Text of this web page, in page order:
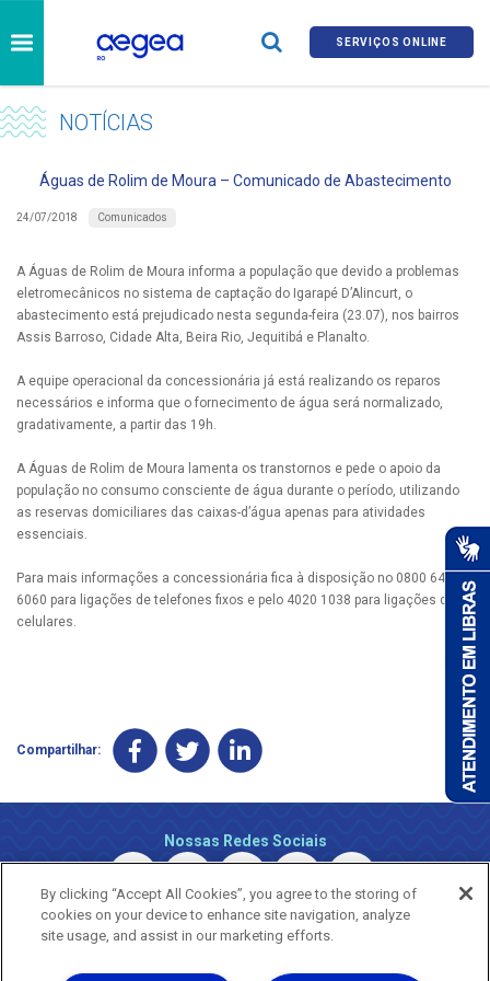
SERVIÇOS ONLINE
NOTÍCIAS
Águas de Rolim de Moura – Comunicado de Abastecimento
24/07/2018 Comunicados
A Águas de Rolim de Moura informa a população que devido a problemas
eletromecânicos no sistema de captação do Igarapé D’Alincurt, o
abastecimento está prejudicado nesta segunda-feira (23.07), nos bairros
Assis Barroso, Cidade Alta, Beira Rio, Jequitibá e Planalto.
A equipe operacional da concessionária já está realizando os reparos
necessários e informa que o fornecimento de água será normalizado,
gradativamente, a partir das 19h.
A Águas de Rolim de Moura lamenta os transtornos e pede o apoio da
população no consumo consciente de água durante o período, utilizando
as reservas domiciliares das caixas-d’água apenas para atividades
essenciais.
Para mais informações a concessionária fica à disposição no 0800 647
6060 para ligações de telefones fixos e pelo 4020 1038 para ligações de
celulares.
Compartilhar:
Nossas Redes Sociais
By clicking “Accept All Cookies”, you agree to the storing of
cookies on your device to enhance site navigation, analyze
site usage, and assist in our marketing efforts.